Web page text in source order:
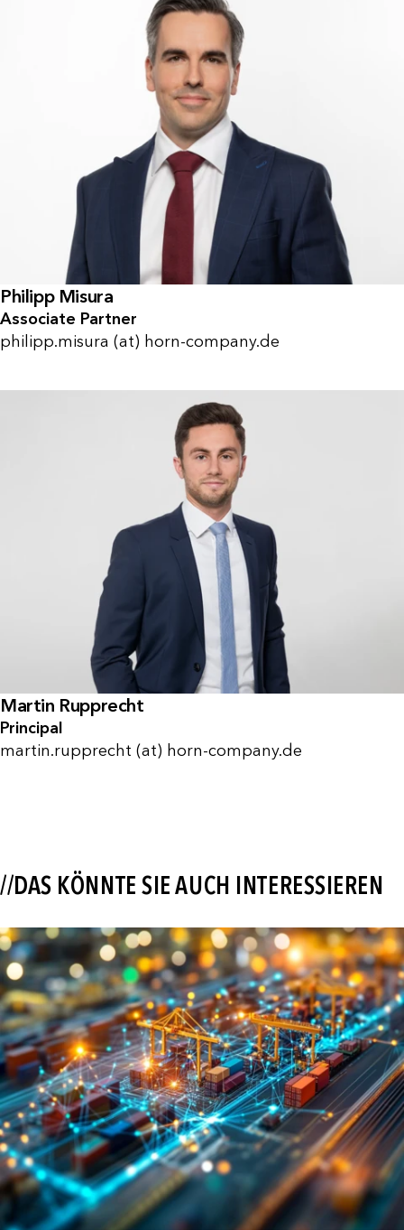
Philipp Misura
Associate Partner
philipp.misura (at) horn-company.de
Martin Rupprecht
Principal
martin.rupprecht (at) horn-company.de
//DAS KÖNNTE SIE AUCH INTERESSIEREN